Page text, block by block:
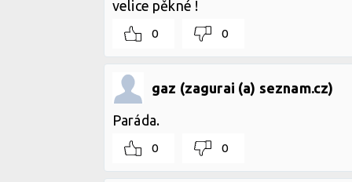
velice pěkné !
0 0
gaz (zagurai (a) seznam.cz)
Paráda.
0 0